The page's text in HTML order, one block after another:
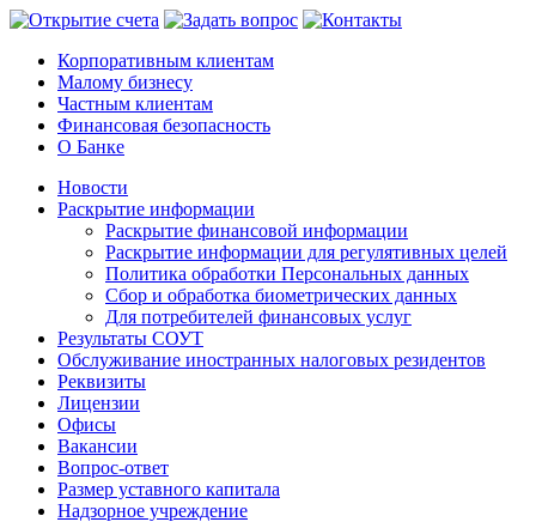
Корпоративным клиентам
Малому бизнесу
Частным клиентам
Финансовая безопасность
О Банке
Новости
Раскрытие информации
Раскрытие финансовой информации
Раскрытие информации для регулятивных целей
Политика обработки Персональных данных
Сбор и обработка биометрических данных
Для потребителей финансовых услуг
Результаты СОУТ
Обслуживание иностранных налоговых резидентов
Реквизиты
Лицензии
Офисы
Вакансии
Вопрос-ответ
Размер уставного капитала
Надзорное учреждение